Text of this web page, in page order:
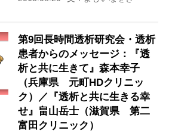
第9回長時間透析研究会・透析
患者からのメッセージ：『透
析と共に生きて』森本幸子
（兵庫県 元町HDクリニッ
ク）／『透析と共に生きる幸
せ』畠山岳士（滋賀県 第二
富田クリニック）